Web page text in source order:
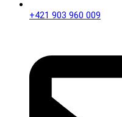
+421 903 960 009